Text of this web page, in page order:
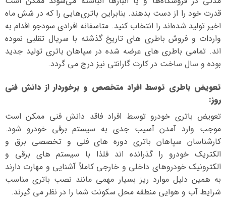
قدرت خود را از دست بدهند. بنابراین باتری‌هایی را که در شش ماه
اخیر تولید شده‌اند را انتخاب کنید. متاسفانه افرادی سودجو اقدام به
واردات و فروش باطری های تاریخ گذشته با سریال تقلبی نموده
اند. تمامی باطری های عرضه شده در سپاهان باتری تولید جدید
بوده و سال ساخت در کارت گارانتی نیز درج می گردد.
تعویض باطری توسط افراد متخصص و برخوردار از دانش فنی
روز:
تعویض باتری خودرو توسط افراد فاقد دانش فنی ممکن است
موجب وارد آمدن آسیب جدی به سیستم برقی خودرو شود.
کارشناسان سپاهان باتری دوره های فنی و تخصصی برق و
الکتریک خودرو را گذرانده اند فلذا با سیستم های برقی و
الکترونیک خودروهای داخلی و خارجی کاملاً آشنایی و مهارت دارند
به همین دلیل موارد ریز بسیار مهمی مانند نصب باتری مناسب
شرایط آب و هوایی منطقه محل سکونت شما را در نظر می گیرند.